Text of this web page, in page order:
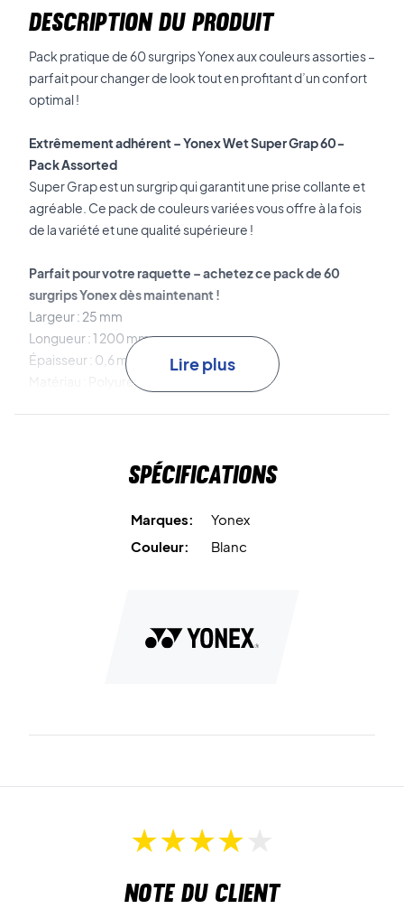
DESCRIPTION DU PRODUIT
Pack pratique de 60 surgrips Yonex aux couleurs assorties –
parfait pour changer de look tout en profitant d’un confort
optimal !
Extrêmement adhérent – Yonex Wet Super Grap 60-
Pack Assorted
Super Grap est un surgrip qui garantit une prise collante et
agréable. Ce pack de couleurs variées vous offre à la fois
de la variété et une qualité supérieure !
Parfait pour votre raquette – achetez ce pack de 60
surgrips Yonex dès maintenant !
Largeur : 25 mm
Longueur : 1 200 mm
Épaisseur : 0,6 mm
Matériau : Polyuréthane
Lire plus
Spécifications
Marques:
Yonex
Couleur:
Blanc
Note du client